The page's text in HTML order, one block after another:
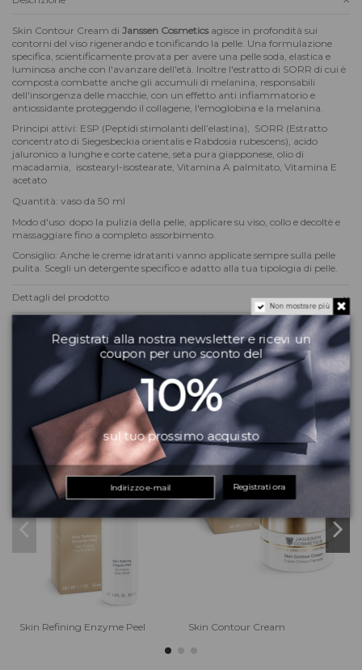
Skin Contour Cream di Janssen Cosmeticsagisce in profondità sui
contorni del viso rigenerando e tonificando la pelle. Una formulazione
specifica, scientificamente provata per avere una pelle soda, elastica e
luminosa anche con l'avanzare dell'età. Inoltre l'estratto di SORR di cui è
composta combatte anche gli accumuli di melanina, responsabili
dell'insorgenza delle macchie, con un effetto anti infiammatorio e
antiossidante proteggendo il collagene, l'emoglobina e la melanina.
Principi attivi: ESP (Peptidi stimolanti dell’elastina), SORR (Estratto
concentrato di Siegesbeckia orientalis e Rabdosia rubescens), acido
jaluronico a lunghe e corte catene, seta pura giapponese, olio di
macadamia, isostearyl-isostearate, Vitamina A palmitato, Vitamina E
acetato
Quantità: vaso da 50 ml
Modo d'uso: dopo la pulizia della pelle, applicare su viso, collo e decoltè e
massaggiare fino a completo assorbimento.
Consiglio: Anche le creme idratanti vanno applicate sempre sulla pelle
pulita. Scegli un detergente specifico e adatto alla tua tipologia di pelle.
Dettagli del prodotto
Recensioni (0)
Potrebbe piacerti anche
Skin Refining Enzyme Peel Skin Contour Cream
Non mostrare più
Registrati alla nostra newsletter e ricevi un
coupon per uno sconto del
10%
sul tuo prossimo acquisto
Registrati ora